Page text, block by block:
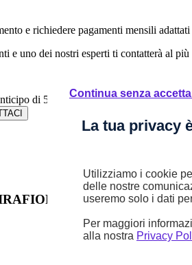
e richiedere pagamenti mensili
e uno dei nostri esperti ti contatterà al più
di 5.106,00€.96 rate mensili.
Continua senza
La tua privacy
Utilizziamo i cookie
delle nostre
useremo solo i dati
Per maggiori
alla nostra Privacy